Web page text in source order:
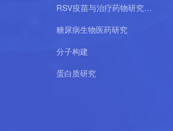
RSV疫苗与治疗药物研究专
题
糖尿病生物医药研究
分子构建
蛋白质研究